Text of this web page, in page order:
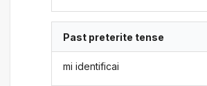
Past preterite tense
mi identificai